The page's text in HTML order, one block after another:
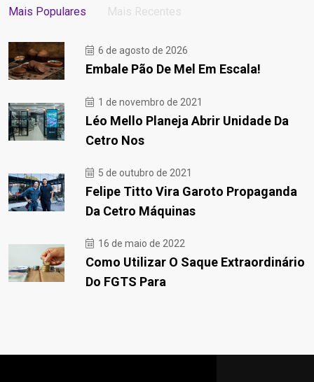
Mais Populares Mais Recentes
6 de agosto de 2026
Embale Pão De Mel Em Escala!
1 de novembro de 2021
Léo Mello Planeja Abrir Unidade Da
Cetro Nos
5 de outubro de 2021
Felipe Titto Vira Garoto Propaganda
Da Cetro Máquinas
16 de maio de 2022
Como Utilizar O Saque Extraordinário
Do FGTS Para